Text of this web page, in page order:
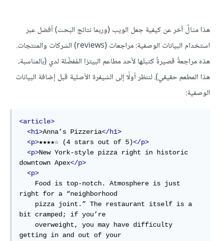
هذا مثالٌ آخر عن كيفية جعل الويب (وربما نتائج البحث) أفضل عبر
استخدام البيانات الوصفية: مراجعات (reviews) الشركات والمنتجات.
هذه مراجعةٌ قصيرةٌ كتبتُها لأحد مطاعم البيتزا المُفضَّلة لدي (بالمناسبة،
هذا المطعم حقيقي). لننظر أولًا إلى الشيفرة الأصلية قبل إضافة البيانات
الوصفية:
<article>
<h1>Anna’s Pizzeria</h1>
<p>★★★★☆ (4 stars out of 5)</p>
<p>New York-style pizza right in historic
downtown Apex</p>
<p>
right
for a “neighborhood
    pizza joint.” The restaurant itself is
a
bit cramped; if you’re
getting in and out of your